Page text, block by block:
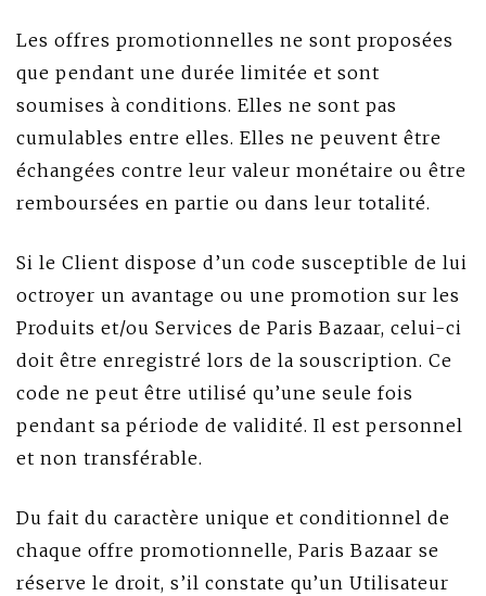
Les offres promotionnelles ne sont proposées
que pendant une durée limitée et sont
soumises à conditions. Elles ne sont pas
cumulables entre elles. Elles ne peuvent être
échangées contre leur valeur monétaire ou être
remboursées en partie ou dans leur totalité.
Si le Client dispose d’un code susceptible de lui
octroyer un avantage ou une promotion sur les
Produits et/ou Services de Paris Bazaar, celui-ci
doit être enregistré lors de la souscription. Ce
code ne peut être utilisé qu’une seule fois
pendant sa période de validité. Il est personnel
et non transférable.
Du fait du caractère unique et conditionnel de
chaque offre promotionnelle, Paris Bazaar se
réserve le droit, s’il constate qu’un Utilisateur